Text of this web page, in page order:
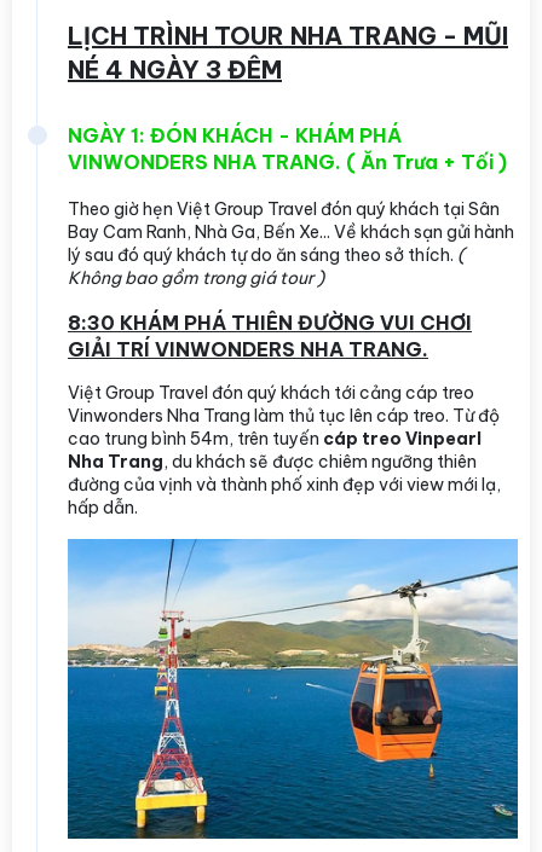
LỊCH TRÌNH TOUR NHA TRANG - MŨI
NÉ 4 NGÀY 3 ĐÊM
NGÀY 1: ĐÓN KHÁCH - KHÁM PHÁ
VINWONDERS NHA TRANG. ( Ăn Trưa + Tối )
Theo giờ hẹn Việt Group Travel đón quý khách tại Sân
Bay Cam Ranh, Nhà Ga, Bến Xe... Về khách sạn gửi hành
lý sau đó quý khách tự do ăn sáng theo sở thích. (
Không bao gồm trong giá tour )
8:30 KHÁM PHÁ THIÊN ĐƯỜNG VUI CHƠI
GIẢI TRÍ VINWONDERS NHA TRANG.
Việt Group Travel đón quý khách tới cảng cáp treo
Vinwonders Nha Trang làm thủ tục lên cáp treo. Từ độ
cao trung bình 54m, trên tuyến cáp treo Vinpearl
Nha Trang, du khách sẽ được chiêm ngưỡng thiên
đường của vịnh và thành phố xinh đẹp với view mới lạ,
hấp dẫn.